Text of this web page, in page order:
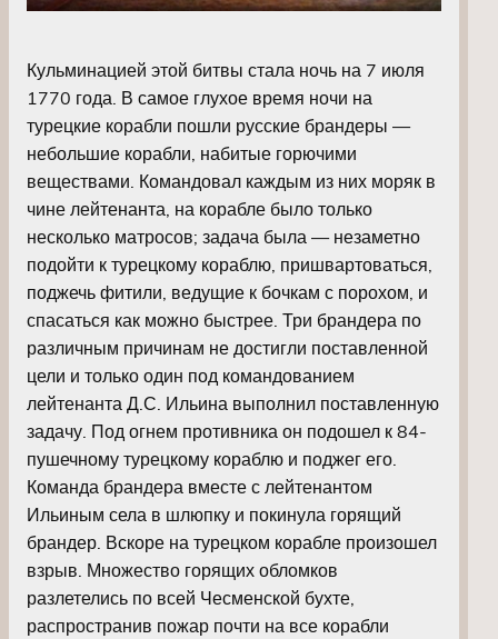
Кульминацией этой битвы стала ночь на 7 июля
1770 года. В самое глухое время ночи на
турецкие корабли пошли русские брандеры —
небольшие корабли, набитые горючими
веществами. Командовал каждым из них моряк в
чине лейтенанта, на корабле было только
несколько матросов; задача была — незаметно
подойти к турецкому кораблю, пришвартоваться,
поджечь фитили, ведущие к бочкам с порохом, и
спасаться как можно быстрее. Три брандера по
различным причинам не достигли поставленной
цели и только один под командованием
лейтенанта Д.С. Ильина выполнил поставленную
задачу. Под огнем противника он подошел к 84-
пушечному турецкому кораблю и поджег его.
Команда брандера вместе с лейтенантом
Ильиным села в шлюпку и покинула горящий
брандер. Вскоре на турецком корабле произошел
взрыв. Множество горящих обломков
разлетелись по всей Чесменской бухте,
распространив пожар почти на все корабли